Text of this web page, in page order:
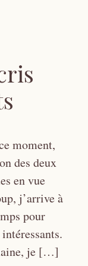
moment,
des deux
en vue
j’arrive à
pour
je […]